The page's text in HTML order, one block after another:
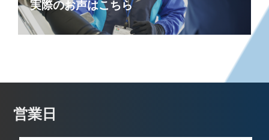
実際のお声はこちら
営業日